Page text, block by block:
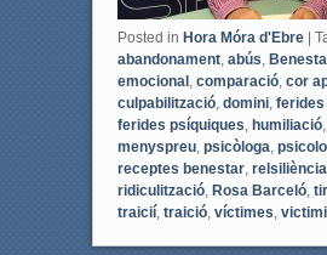
Posted in Hora Móra d'Ebre
abandonament, abús,
emocional , comparació, cor
culpabilització, domini, ferides
ferides psíquiques, humiliació,
menyspreu, psicòloga,
receptes benestar, relsiliència
ridiculització, Rosa Barceló,
traicií, traició, víctimes,